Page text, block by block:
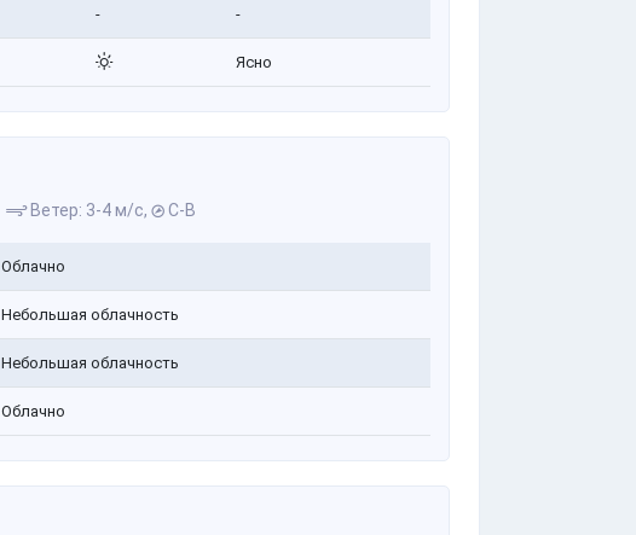
- -
Ясно
Ветер: 3-4 м/с, С-В
Облачно
Небольшая облачность
Небольшая облачность
Облачно